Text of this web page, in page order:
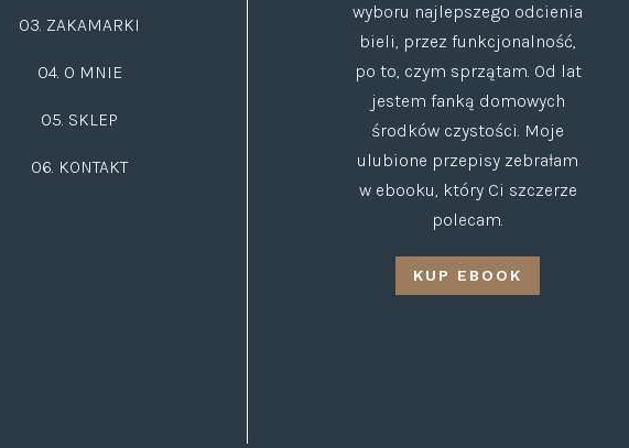
03. ZAKAMARKI
04. O MNIE
05. SKLEP
06. KONTAKT
wyboru najlepszego odcienia
bieli, przez funkcjonalność,
po to, czym sprzątam. Od lat
jestem fanką domowych
środków czystości. Moje
ulubione przepisy zebrałam
w ebooku, który Ci szczerze
polecam.
KUP EBOOK